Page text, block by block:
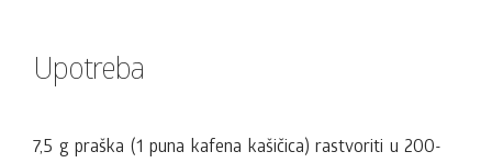
Upotreba
7,5 g praška (1 puna kafena kašičica) rastvoriti u 200-